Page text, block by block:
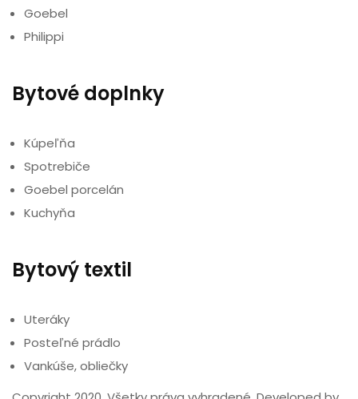
Goebel
Philippi
Bytové doplnky
Kúpeľňa
Spotrebiče
Goebel porcelán
Kuchyňa
Bytový textil
Uteráky
Posteľné prádlo
Vankúše, obliečky